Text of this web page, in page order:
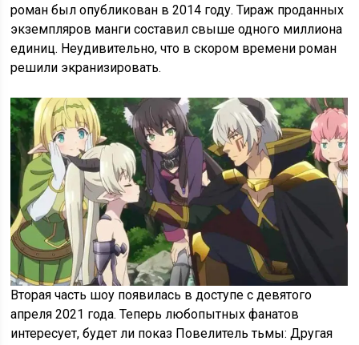
роман был опубликован в 2014 году. Тираж проданных
экземпляров манги составил свыше одного миллиона
единиц. Неудивительно, что в скором времени роман
решили экранизировать.
Вторая часть шоу появилась в доступе с девятого
апреля 2021 года. Теперь любопытных фанатов
интересует, будет ли показ Повелитель тьмы: Другая